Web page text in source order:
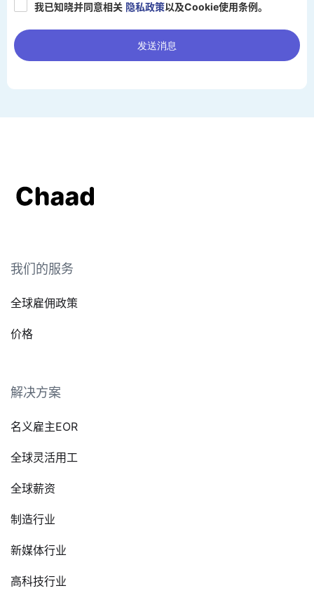
我已知晓并同意相关 隐私政策以及Cookie使用条例。
我们的服务
全球雇佣政策
价格
解决方案
名义雇主EOR
全球灵活用工
全球薪资
制造行业
新媒体行业
高科技行业